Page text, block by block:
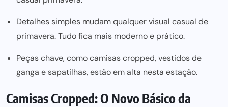
Detalhes simples mudam qualquer visual casual de
primavera. Tudo fica mais moderno e prático.
Peças chave, como camisas cropped, vestidos de
ganga e sapatilhas, estão em alta nesta estação.
Camisas Cropped: O Novo Básico da